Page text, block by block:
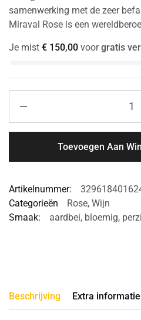
samenwerking met de zeer
Miraval Rose is een
Je mist € 150,00 voorgratis
Toevoegen Aan
Artikelnummer:
Categorieën
Rose, Wijn
Smaak:
aardbei, bloemig,
Beschrijving Extra informatie